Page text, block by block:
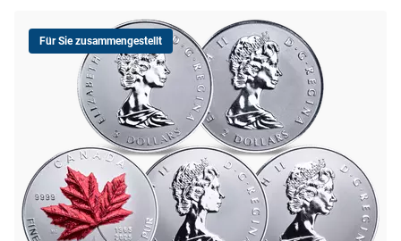
Für Sie zusammengestellt